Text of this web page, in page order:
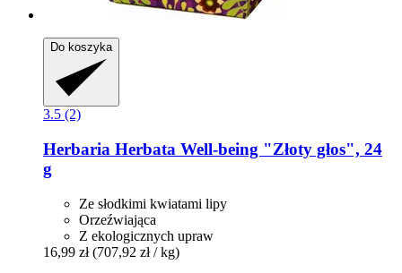
Do koszyka
3.5 (2)
Herbaria Herbata Well-​being "Złoty głos", 24
g
Ze słodkimi kwiatami lipy
Orzeźwiająca
Z ekologicznych upraw
16,99 zł (707,92 zł / kg)